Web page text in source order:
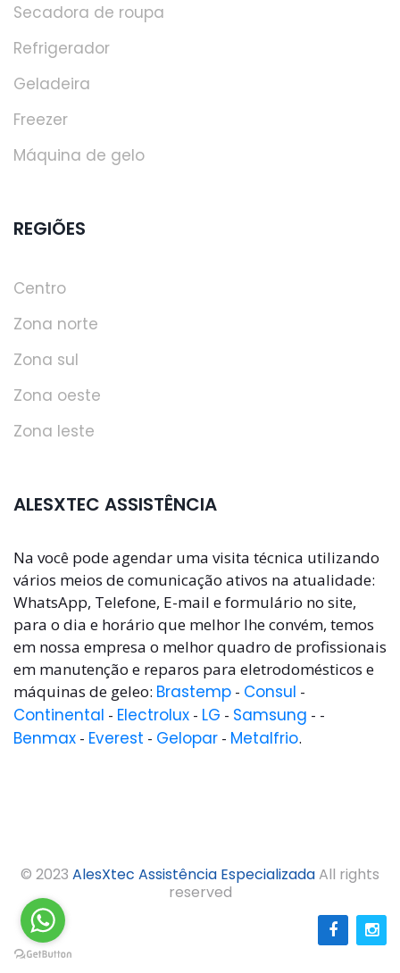
Secadora de roupa
Refrigerador
Geladeira
Freezer
Máquina de gelo
REGIÕES
Centro
Zona norte
Zona sul
Zona oeste
Zona leste
ALESXTEC ASSISTÊNCIA
Na você pode agendar uma visita técnica utilizando
vários meios de comunicação ativos na atualidade:
WhatsApp, Telefone, E-mail e formulário no site,
para o dia e horário que melhor lhe convém, temos
em nossa empresa o melhor quadro de profissionais
em manutenção e reparos para eletrodomésticos e
máquinas de geleo: Brastemp - Consul -
Continental - Electrolux - LG - Samsung - -
Benmax - Everest - Gelopar - Metalfrio.
© 2023 AlesXtec Assistência EspecializadaAll rights
reserved